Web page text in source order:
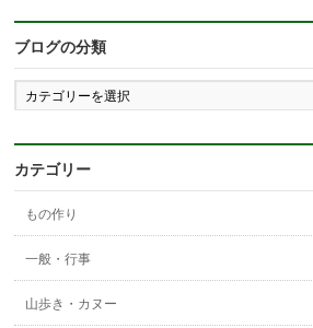
ブログの分類
ブ
ロ
類
カテゴリー
もの作り
一般・行事
山歩き・カヌー